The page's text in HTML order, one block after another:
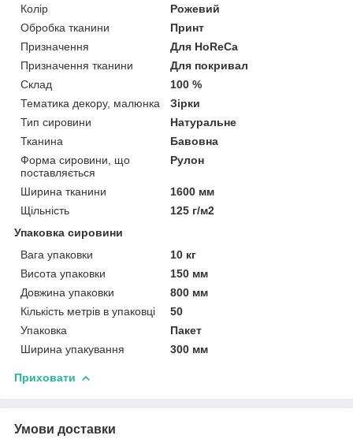
Колір
Рожевий
Обробка тканини
Принт
Призначення
Для HoReCa
Призначення тканини
Для покривал
Склад
100 %
Тематика декору, малюнка
Зірки
Тип сировини
Натуральне
Тканина
Бавовна
Форма сировини, що
поставляється
Рулон
Ширина тканини
1600 мм
Щільність
125 г/м2
Упаковка сировини
Вага упаковки
10 кг
Висота упаковки
150 мм
Довжина упаковки
800 мм
Кількість метрів в упаковці
50
Упаковка
Пакет
Ширина упакування
300 мм
Приховати
Умови доставки